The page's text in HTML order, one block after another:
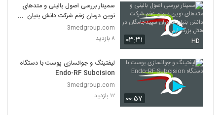
۰۳:۳۱ HD
سمینار بررسی اصول بالینی و متدهای
نوین درمان زخم شرکت دانش بنیان
فناوران سپیدجامگان در هتل بزرگ ارم
3medgroup.com
۸ بازدید
۰۰:۵۷
لیفتینگ و جوانسازی پوست با دستگاه
Endo-RF Subcision
3medgroup.com
۱۲ بازدید